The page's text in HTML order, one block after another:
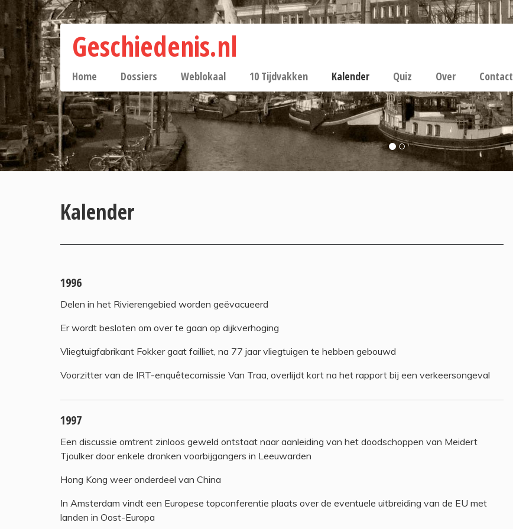
Geschiedenis.nl
Home Dossiers Weblokaal 10 Tijdvakken Kalender Quiz Over Contact
Kalender
1996
Delen in het Rivierengebied worden geëvacueerd
Er wordt besloten om over te gaan op dijkverhoging
Vliegtuigfabrikant Fokker gaat failliet, na 77 jaar vliegtuigen te hebben gebouwd
Voorzitter van de IRT-enquêtecomissie Van Traa, overlijdt kort na het rapport bij een verkeersongeval
1997
Een discussie omtrent zinloos geweld ontstaat naar aanleiding van het doodschoppen van Meidert
Tjoulker door enkele dronken voorbijgangers in Leeuwarden
Hong Kong weer onderdeel van China
In Amsterdam vindt een Europese topconferentie plaats over de eventuele uitbreiding van de EU met
landen in Oost-Europa